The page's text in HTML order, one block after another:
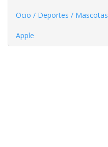
Ocio / Deportes / Mascotas
Apple